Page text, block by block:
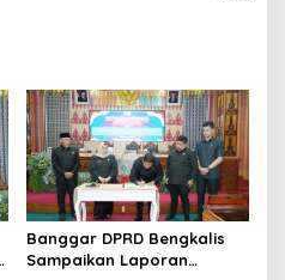
Banggar DPRD Bengkalis
Sampaikan Laporan